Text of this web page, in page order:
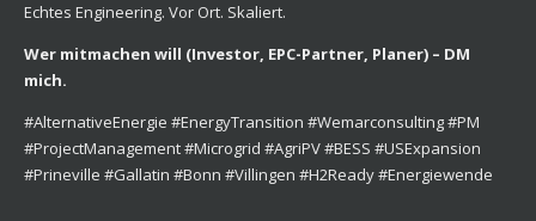
Echtes Engineering. Vor Ort. Skaliert.
Wer mitmachen will (Investor, EPC-Partner, Planer) – DM
mich.
#AlternativeEnergie #EnergyTransition #Wemarconsulting #PM
#ProjectManagement #Microgrid #AgriPV #BESS #USExpansion
#Prineville #Gallatin #Bonn #Villingen #H2Ready #Energiewende